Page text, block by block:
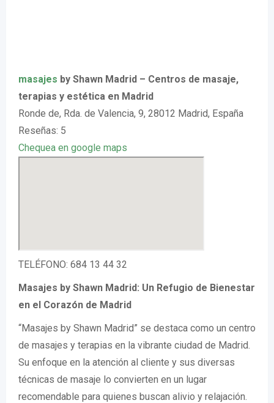
masajes by Shawn Madrid – Centros de masaje,
terapias y estética en Madrid
Ronde de, Rda. de Valencia, 9, 28012 Madrid, España
Reseñas: 5
Chequea en google maps
TELÉFONO: 684 13 44 32
Masajes by Shawn Madrid: Un Refugio de Bienestar
en el Corazón de Madrid
“Masajes by Shawn Madrid” se destaca como un centro
de masajes y terapias en la vibrante ciudad de Madrid.
Su enfoque en la atención al cliente y sus diversas
técnicas de masaje lo convierten en un lugar
recomendable para quienes buscan alivio y relajación.